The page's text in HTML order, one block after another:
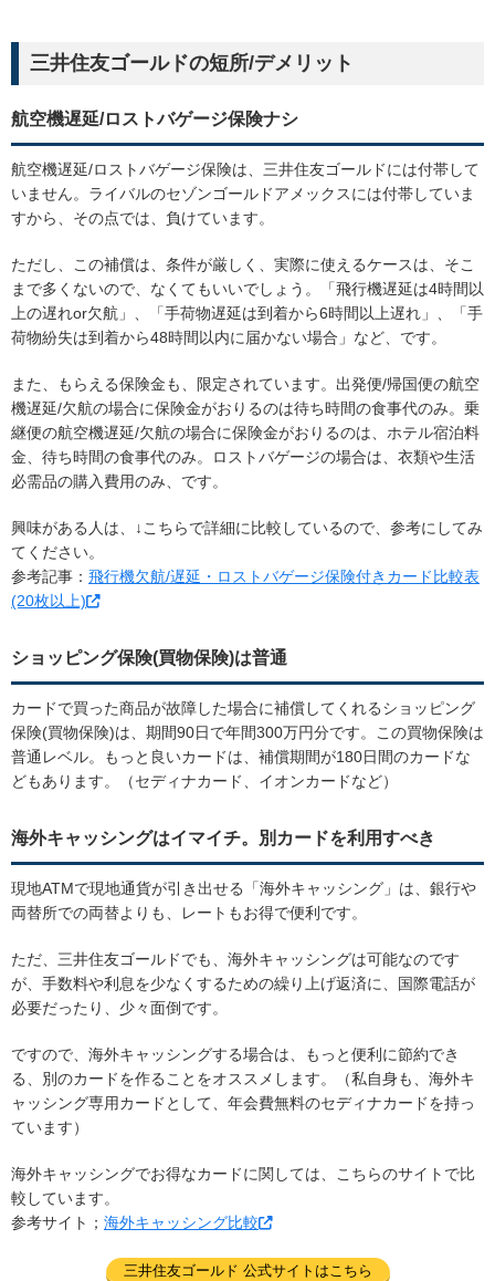
三井住友ゴールドの短所/デメリット
航空機遅延/ロストバゲージ保険ナシ
航空機遅延/ロストバゲージ保険は、三井住友ゴールドには付帯して
いません。ライバルのセゾンゴールドアメックスには付帯していま
すから、その点では、負けています。
ただし、この補償は、条件が厳しく、実際に使えるケースは、そこ
まで多くないので、なくてもいいでしょう。「飛行機遅延は4時間以
上の遅れor欠航」、「手荷物遅延は到着から6時間以上遅れ」、「手
荷物紛失は到着から48時間以内に届かない場合」など、です。
また、もらえる保険金も、限定されています。出発便/帰国便の航空
機遅延/欠航の場合に保険金がおりるのは待ち時間の食事代のみ。乗
継便の航空機遅延/欠航の場合に保険金がおりるのは、ホテル宿泊料
金、待ち時間の食事代のみ。ロストバゲージの場合は、衣類や生活
必需品の購入費用のみ、です。
興味がある人は、↓こちらで詳細に比較しているので、参考にしてみ
てください。
参考記事： 飛行機欠航/遅延・ロストバゲージ保険付きカード比較表
(20枚以上)
ショッピング保険(買物保険)は普通
カードで買った商品が故障した場合に補償してくれるショッピング
保険(買物保険)は、期間90日で年間300万円分です。この買物保険は
普通レベル。もっと良いカードは、補償期間が180日間のカードな
どもあります。（セディナカード、イオンカードなど）
海外キャッシングはイマイチ。別カードを利用すべき
現地ATMで現地通貨が引き出せる「海外キャッシング」は、銀行や
両替所での両替よりも、レートもお得で便利です。
ただ、三井住友ゴールドでも、海外キャッシングは可能なのです
が、手数料や利息を少なくするための繰り上げ返済に、国際電話が
必要だったり、少々面倒です。
ですので、海外キャッシングする場合は、もっと便利に節約でき
る、別のカードを作ることをオススメします。（私自身も、海外キ
ャッシング専用カードとして、年会費無料のセディナカードを持っ
ています）
海外キャッシングでお得なカードに関しては、こちらのサイトで比
較しています。
参考サイト； 海外キャッシング比較
三井住友ゴールド 公式サイトはこちら